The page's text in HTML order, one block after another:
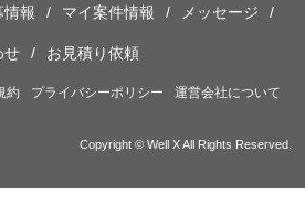
情報 マイ案件情報 メッセージ
せ お見積り依頼
約 プライバシーポリシー 運営会社について
Copyright © Well X All Rights Reserved.